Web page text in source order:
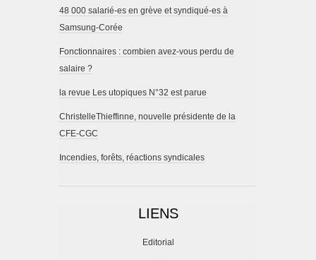
48 000 salarié-es en grève et syndiqué-es à
Samsung-Corée
Fonctionnaires : combien avez-vous perdu de
salaire ?
la revue Les utopiques N°32 est parue
ChristelleThieffinne, nouvelle présidente de la
CFE-CGC
Incendies, forêts, réactions syndicales
LIENS
Editorial